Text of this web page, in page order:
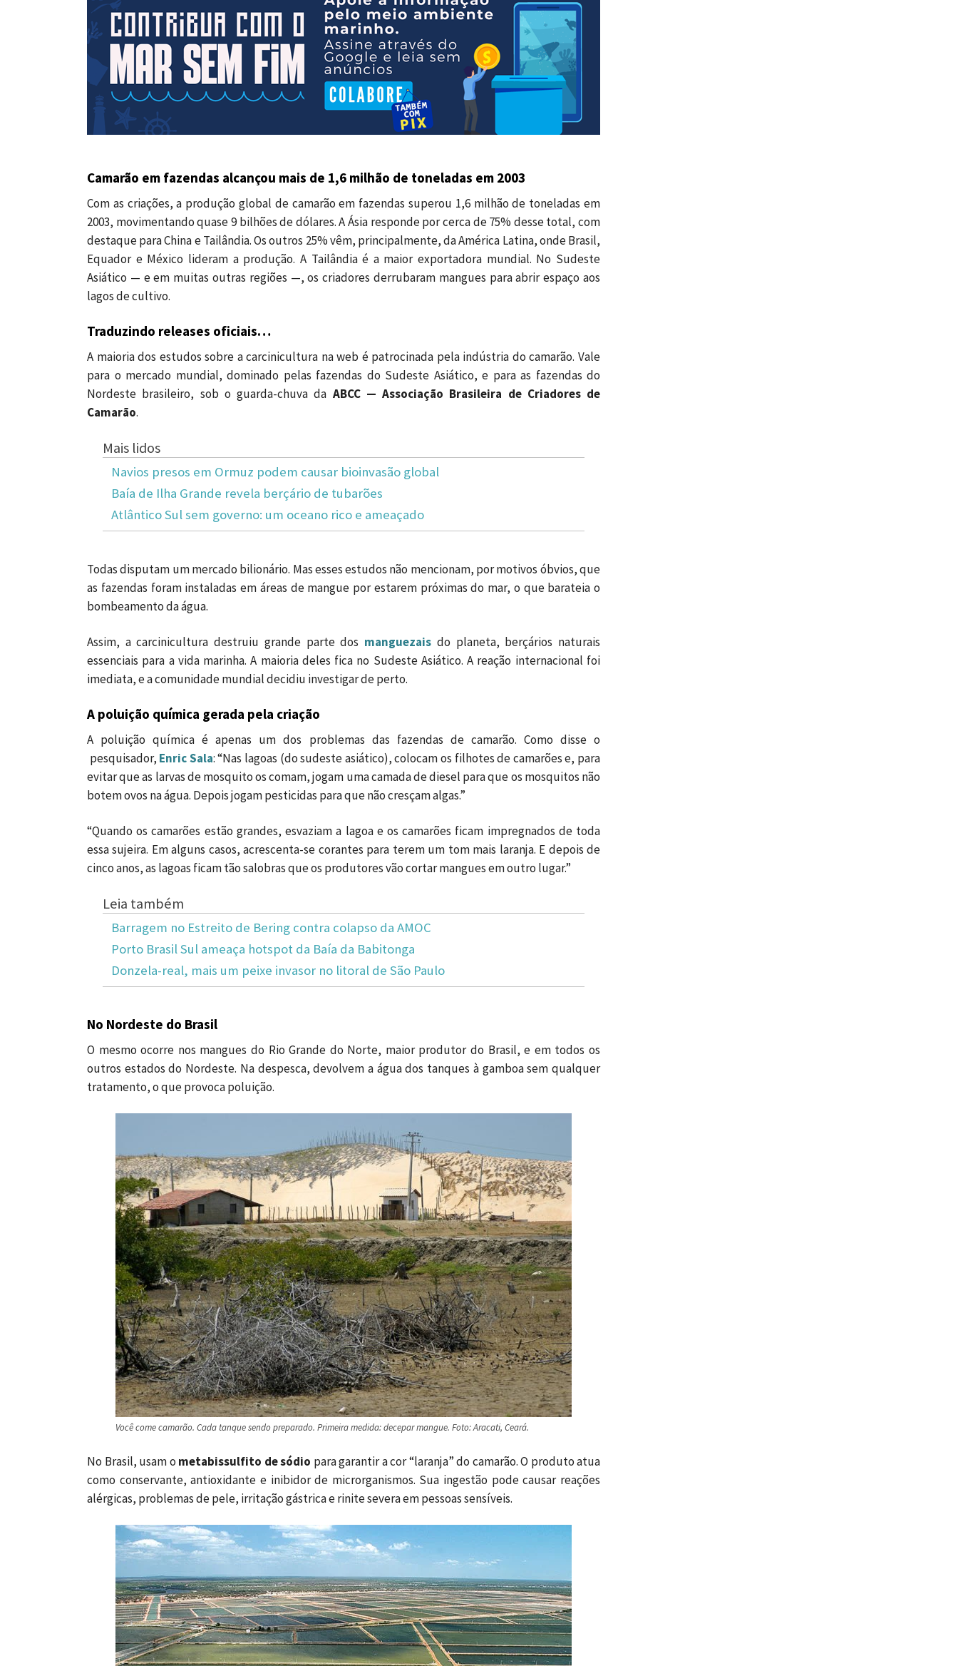
Camarão em fazendas alcançou mais de 1,6 milhão de toneladas em 2003
Com as criações, a produção global de camarão em fazendas superou 1,6 milhão de toneladas em
2003, movimentando quase 9 bilhões de dólares. A Ásia responde por cerca de 75% desse total, com
destaque para China e Tailândia. Os outros 25% vêm, principalmente, da América Latina, onde Brasil,
Equador e México lideram a produção. A Tailândia é a maior exportadora mundial. No Sudeste
Asiático — e em muitas outras regiões —, os criadores derrubaram mangues para abrir espaço aos
lagos de cultivo.
Traduzindo releases oficiais…
A maioria dos estudos sobre a carcinicultura na web é patrocinada pela indústria do camarão. Vale
para o mercado mundial, dominado pelas fazendas do Sudeste Asiático, e para as fazendas do
Nordeste brasileiro, sob o guarda-chuva da ABCC — Associação Brasileira de Criadores de
Camarão.
Mais lidos
Navios presos em Ormuz podem causar bioinvasão global
Baía de Ilha Grande revela berçário de tubarões
Atlântico Sul sem governo: um oceano rico e ameaçado
Todas disputam um mercado bilionário. Mas esses estudos não mencionam, por motivos óbvios, que
as fazendas foram instaladas em áreas de mangue por estarem próximas do mar, o que barateia o
bombeamento da água.
Assim, a carcinicultura destruiu grande parte dos manguezais do planeta, berçários naturais
essenciais para a vida marinha. A maioria deles fica no Sudeste Asiático. A reação internacional foi
imediata, e a comunidade mundial decidiu investigar de perto.
A poluição química gerada pela criação
A poluição química é apenas um dos problemas das fazendas de camarão. Como disse o
pesquisador, Enric Sala: “Nas lagoas (do sudeste asiático), colocam os filhotes de camarões e, para
evitar que as larvas de mosquito os comam, jogam uma camada de diesel para que os mosquitos não
botem ovos na água. Depois jogam pesticidas para que não cresçam algas.”
“Quando os camarões estão grandes, esvaziam a lagoa e os camarões ficam impregnados de toda
essa sujeira. Em alguns casos, acrescenta-se corantes para terem um tom mais laranja. E depois de
cinco anos, as lagoas ficam tão salobras que os produtores vão cortar mangues em outro lugar.”
Leia também
Barragem no Estreito de Bering contra colapso da AMOC
Porto Brasil Sul ameaça hotspot da Baía da Babitonga
Donzela-real, mais um peixe invasor no litoral de São Paulo
No Nordeste do Brasil
O mesmo ocorre nos mangues do Rio Grande do Norte, maior produtor do Brasil, e em todos os
outros estados do Nordeste. Na despesca, devolvem a água dos tanques à gamboa sem qualquer
tratamento, o que provoca poluição.
Você come camarão. Cada tanque sendo preparado. Primeira medida: decepar mangue. Foto: Aracati, Ceará.
No Brasil, usam o metabissulfito de sódio para garantir a cor “laranja” do camarão. O produto atua
como conservante, antioxidante e inibidor de microrganismos. Sua ingestão pode causar reações
alérgicas, problemas de pele, irritação gástrica e rinite severa em pessoas sensíveis.